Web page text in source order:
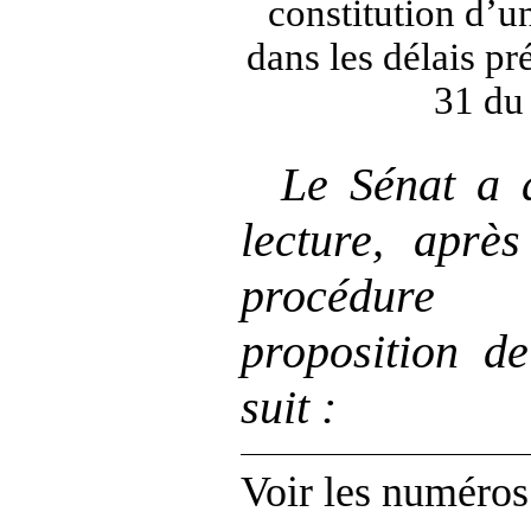
constitution
dans les délais
31
Le Sénat a
lecture,
proposition
suit :
Voir les